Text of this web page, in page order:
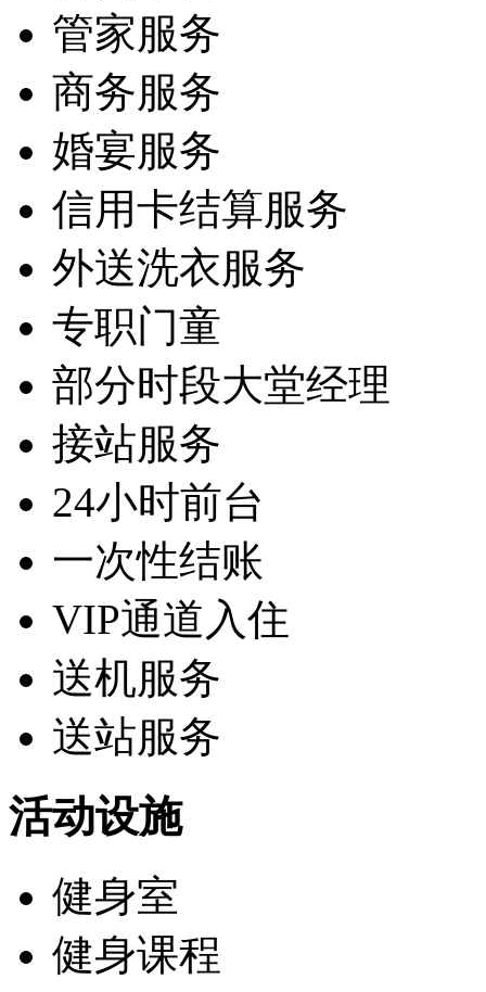
管家服务
商务服务
婚宴服务
信用卡结算服务
外送洗衣服务
专职门童
部分时段大堂经理
接站服务
24小时前台
一次性结账
VIP通道入住
送机服务
送站服务
活动设施
健身室
健身课程